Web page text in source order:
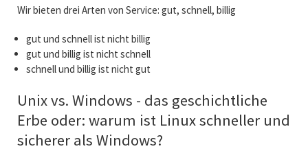
Wir bieten drei Arten von Service: gut, schnell, billig
gut und schnell ist nicht billig
gut und billig ist nicht schnell
schnell und billig ist nicht gut
Unix vs. Windows - das geschichtliche
Erbe oder: warum ist Linux schneller und
sicherer als Windows?